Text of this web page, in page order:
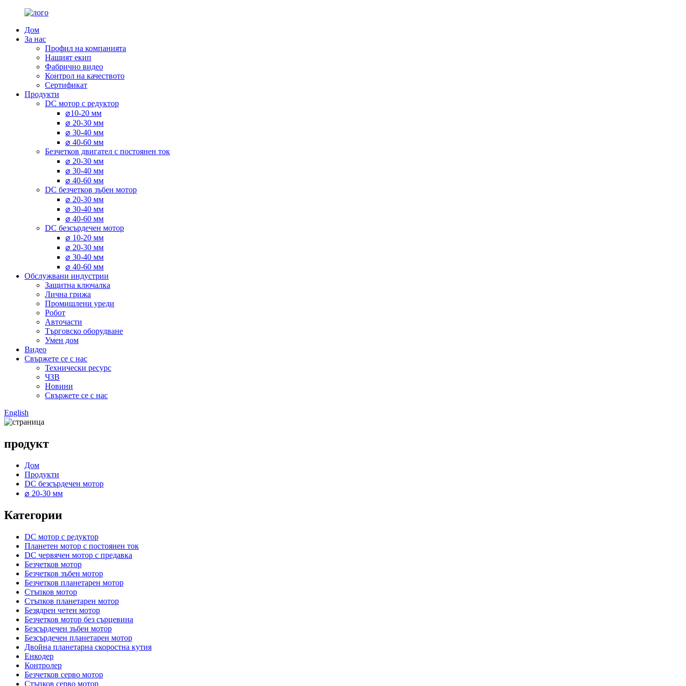
Дом
За нас
Профил на компанията
Нашият екип
Фабрично видео
Контрол на качеството
Сертификат
Продукти
DC мотор с редуктор
⌀10-20 мм
⌀ 20-30 мм
⌀ 30-40 мм
⌀ 40-60 мм
Безчетков двигател с постоянен ток
⌀ 20-30 мм
⌀ 30-40 мм
⌀ 40-60 мм
DC безчетков зъбен мотор
⌀ 20-30 мм
⌀ 30-40 мм
⌀ 40-60 мм
DC безсърдечен мотор
⌀ 10-20 мм
⌀ 20-30 мм
⌀ 30-40 мм
⌀ 40-60 мм
Обслужвани индустрии
Защитна ключалка
Лична грижа
Промишлени уреди
Робот
Авточасти
Търговско оборудване
Умен дом
Видео
Свържете се с нас
Технически ресурс
ЧЗВ
Новини
Свържете се с нас
English
продукт
Дом
Продукти
DC безсърдечен мотор
⌀ 20-30 мм
Категории
DC мотор с редуктор
Планетен мотор с постоянен ток
DC червячен мотор с предавка
Безчетков мотор
Безчетков зъбен мотор
Безчетков планетарен мотор
Стъпков мотор
Стъпков планетарен мотор
Безядрен четен мотор
Безчетков мотор без сърцевина
Безсърдечен зъбен мотор
Безсърдечен планетарен мотор
Двойна планетарна скоростна кутия
Енкодер
Контролер
Безчетков серво мотор
Стъпков серво мотор